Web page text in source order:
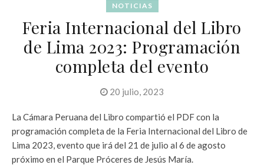
NOTICIAS
Feria Internacional del Libro
de Lima 2023: Programación
completa del evento
20 julio, 2023
La Cámara Peruana del Libro compartió el PDF con la
programación completa de la Feria Internacional del Libro de
Lima 2023, evento que irá del 21 de julio al 6 de agosto
próximo en el Parque Próceres de Jesús María.